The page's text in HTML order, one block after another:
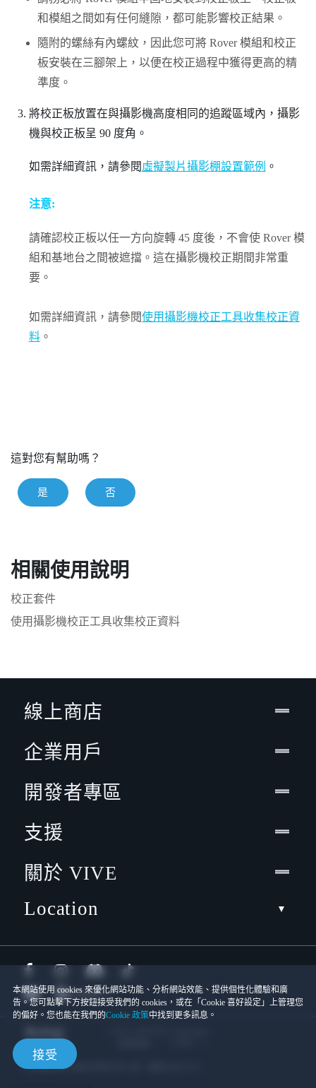
和模組之間如有任何縫隙，都可能影響校正結果。
隨附的螺絲有內螺紋，因此您可將Rover模組和校正
板安裝在三腳架上，以便在校正過程中獲得更高的精
準度。
將校正板放置在與攝影機高度相同的追蹤區域內，攝影
機與校正板呈 90 度角。
如需詳細資訊，請參閱虛擬製片攝影棚設置範例 。
注意:
請確認校正板以任一方向旋轉 45 度後，不會使 Rover模
組和基地台之間被遮擋。這在攝影機校正期間非常重
要。
如需詳細資訊，請參閱使用攝影機校正工具收集校正資
料。
這對您有幫助嗎？
是 否
相關使用說明
校正套件
使用攝影機校正工具收集校正資料
本網站使用 cookies 來優化網站功能、分析網站效能、提供個性化體驗和廣
告。您可點擊下方按鈕接受我們的 cookies，或在「Cookie 喜好設定」上管理您
的偏好。您也能在我們的Cookie 政策中找到更多訊息。
接受
線上商店
企業用戶
開發者專區
支援
關於 VIVE
Location
宏達國際電子股份有限公司 | 統一編號16003518